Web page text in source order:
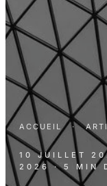
ACCUEIL ·
10 JUILLET
2026 · 5 MIN